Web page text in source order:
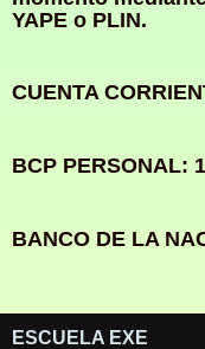
YAPE o PLIN.
CUENTA
BCP PERSONAL:
BANCO DE LA
ESCUELA EXE